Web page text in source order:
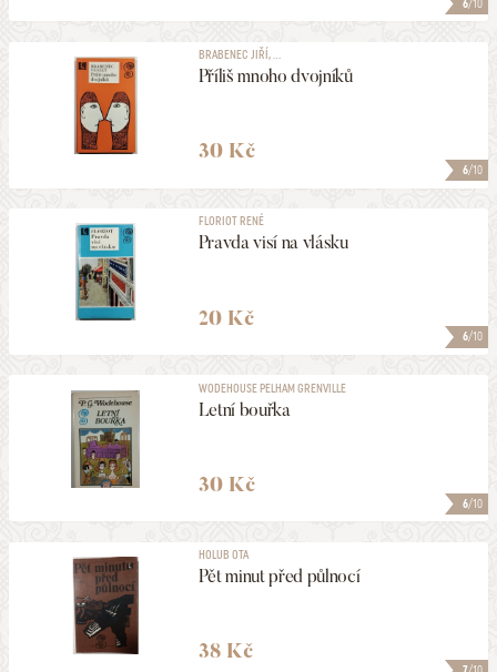
6/10
6/10
BRABENEC JIŘÍ, ...
Příliš mnoho dvojníků
30 Kč
6/10
FLORIOT RENÉ
Pravda visí na vlásku
20 Kč
6/10
WODEHOUSE PELHAM GRENVILLE
Letní bouřka
30 Kč
HOLUB OTA
Pět minut před půlnocí
38 Kč